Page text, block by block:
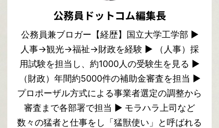
公務員ドットコム編集長
公務員兼ブロガー【経歴】国立大学工学部 ▶︎
人事→観光→福祉→財政を経験 ▶︎ （人事）採
用試験を担当し、約1000人の受験生を見る ▶︎
（財政）年間約5000件の補助金審査を担当 ▶︎
プロポーザル方式による事業者選定の調整から
審査まで各部署で担当 ▶︎ モラハラ上司など
数々の猛者と仕事をし「猛獣使い」と呼ばれる